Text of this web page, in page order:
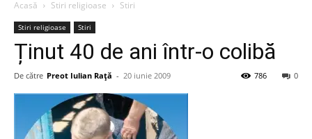
Acasă
Stiri religioase Stiri
Stiri religioase Stiri
Ținut 40 de ani într-o colibă
De către Preot Iulian Raţă - 20 iunie 2009 0
786